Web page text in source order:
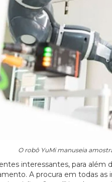
O robô YuMi manuseia
interessantes, para além
A procura em todas